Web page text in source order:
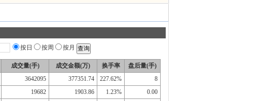
按日 按周 按月
成交量(手) 成交金额(万) 换手率
盘后量(手)
3642095 377351.74 227.62%
8
19682 1903.86 1.23%
0.00